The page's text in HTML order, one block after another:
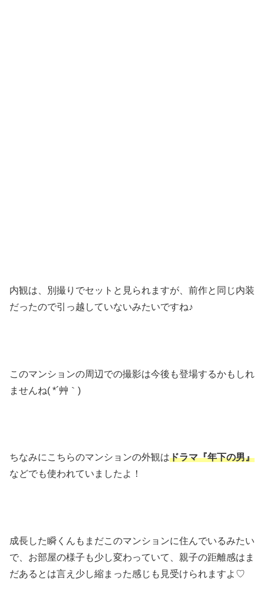
内観は、別撮りでセットと見られますが、前作と同じ内装
だったので引っ越していないみたいですね♪
このマンションの周辺での撮影は今後も登場するかもしれ
ませんね( *´艸｀)
ちなみにこちらのマンションの外観はドラマ『年下の男』
などでも使われていましたよ！
成長した瞬くんもまだこのマンションに住んでいるみたい
で、お部屋の様子も少し変わっていて、親子の距離感はま
だあるとは言え少し縮まった感じも見受けられますよ♡